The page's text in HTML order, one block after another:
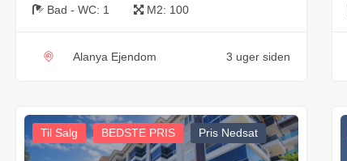
Bad - WC: 1 M2: 100
Alanya Ejendom 3 uger siden
Til Salg BEDSTE PRIS Pris Nedsat